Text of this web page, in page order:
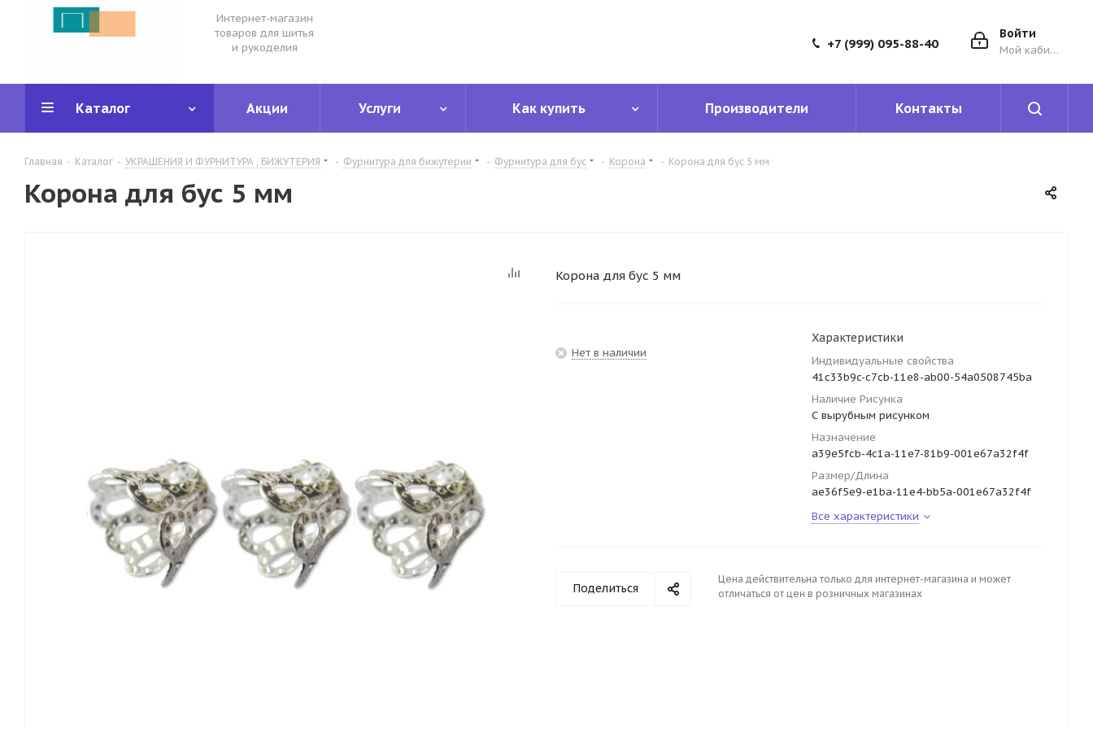
Интернет-магазин
товаров для шитья
и рукоделия
Войти
Мой кабинет
+7 (999) 095-88-40
Каталог Акции Услуги Как купить Производители Контакты
Главная - Каталог - УКРАШЕНИЯ И ФУРНИТУРА , БИЖУТЕРИЯ - Фурнитура для бижутерии - Фурнитура для бус - Корона - Корона для бус 5 мм
Корона для бус 5 мм
Корона для бус 5 мм
Нет в наличии
Характеристики
Индивидуальные свойства
41c33b9c-c7cb-11e8-ab00-54a0508745ba
Наличие Рисунка
С вырубным рисунком
Назначение
a39e5fcb-4c1a-11e7-81b9-001e67a32f4f
Размер/Длина
ae36f5e9-e1ba-11e4-bb5a-001e67a32f4f
Все характеристики
Поделиться
Цена действительна только для интернет-магазина и может
отличаться от цен в розничных магазинах